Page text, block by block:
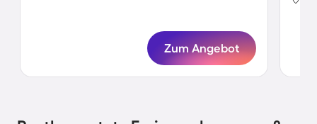
Zum Angebot